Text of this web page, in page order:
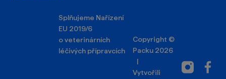
Splňujeme Nařízení
EU 2019/6
o veterinárních
léčivých přípravcích
Copyright ©
Packu 2026
|
Vytvořili
Instagram